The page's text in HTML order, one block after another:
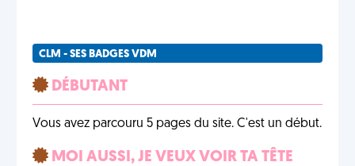
CLM - SES BADGES VDM
DÉBUTANT
Vous avez parcouru 5 pages du site. C'est un début.
MOI AUSSI, JE VEUX VOIR TA TÊTE